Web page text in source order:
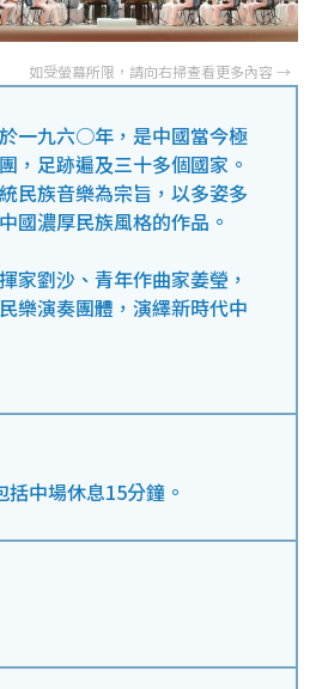
一九六○年，是中國當今極
，足跡遍及三十多個國家。
民族音樂為宗旨，以多姿多
國濃厚民族風格的作品。
家劉沙、青年作曲家姜瑩，
樂演奏團體，演繹新時代中
中場休息15分鐘。